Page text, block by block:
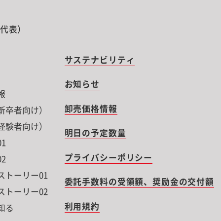
表）
者向け）
者向け）
トーリー01
トーリー02
る
サステナビリティ
お知らせ
卸売価格情報
明日の予定数量
プライバシーポリシー
委託手数料の受領額、奨励金の交付額
利用規約